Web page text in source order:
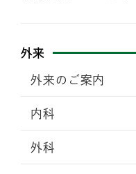
外来
外来のご案内
内科
外科